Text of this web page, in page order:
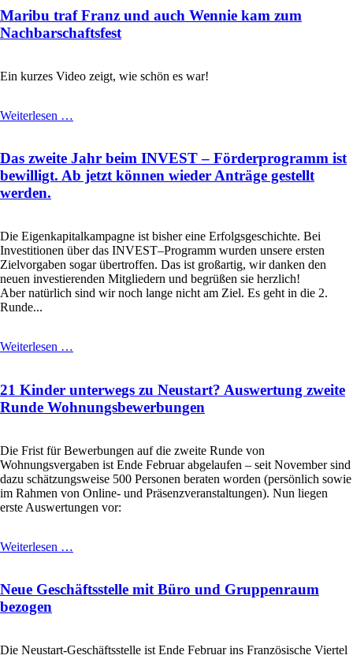
Maribu traf Franz und auch Wennie kam zum
Nachbarschaftsfest
Ein kurzes Video zeigt, wie schön es war!
Weiterlesen …
und
auch
Wennie
Das zweite Jahr beim INVEST – Förderprogramm ist
bewilligt. Ab jetzt können wieder Anträge gestellt
werden.
Die Eigenkapitalkampagne ist bisher eine Erfolgsgeschichte. Bei
Investitionen über das INVEST–Programm wurden unsere ersten
Zielvorgaben sogar übertroffen. Das ist großartig, wir danken den
neuen investierenden Mitgliedern und begrüßen sie herzlich!
Aber natürlich sind wir noch lange nicht am Ziel. Es geht in die 2.
Runde...
Weiterlesen …
beim
INVEST
–
bewilligt.
Ab
jetzt
können
wieder
21 Kinder unterwegs zu Neustart? Auswertung zweite
Runde Wohnungsbewerbungen
Die Frist für Bewerbungen auf die zweite Runde von
Wohnungsvergaben ist Ende Februar abgelaufen – seit November sind
dazu schätzungsweise 500 Personen beraten worden (persönlich sowie
im Rahmen von Online- und Präsenzveranstaltungen). Nun liegen
erste Auswertungen vor:
Weiterlesen …
zu
Runde
Neue Geschäftsstelle mit Büro und Gruppenraum
bezogen
Die Neustart-Geschäftsstelle ist Ende Februar ins Französische Viertel